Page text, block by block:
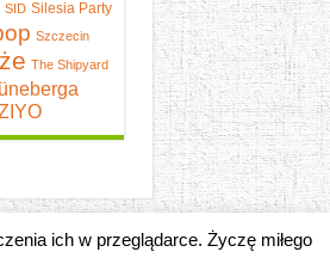
SID Silesia Party
Szczecin
The Shipyard
ich w przeglądarce. Życzę miłego